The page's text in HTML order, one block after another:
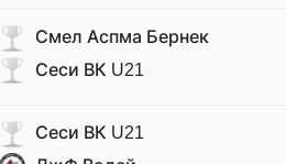
Смел Аспма Бернек
Сеси ВК U21
Сеси ВК U21